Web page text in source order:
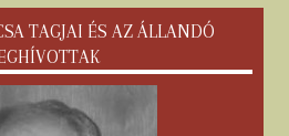
TAGJAI ÉS AZ ÁLLANDÓ